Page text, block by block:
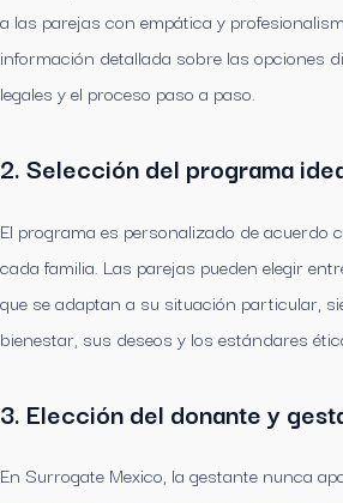
a las parejas con empática y
información detallada sobre las opciones
legales y el proceso paso a paso.
2. Selección del programa
El programa es personalizado de acuerdo
cada familia. Las parejas pueden elegir
que se adaptan a su situación particular,
bienestar, sus deseos y los estándares
3. Elección del donante y
En Surrogate Mexico, la gestante nunca